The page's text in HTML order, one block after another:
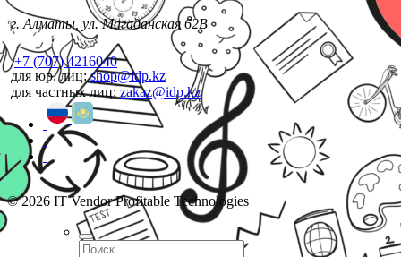
г. Алматы, ул. Магаданская 62В
+7 (707) 4216040
для юр. лиц:shop@idp.kz
для частных лиц:zakaz@idp.kz
© 2026 IT Vendor Profitable Technologies